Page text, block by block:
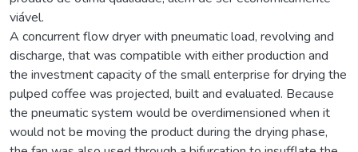
viável.
A concurrent flow dryer with pneumatic load, revolving and
discharge, that was compatible with either production and
the investment capacity of the small enterprise for drying the
pulped coffee was projected, built and evaluated. Because
the pneumatic system would be overdimensioned when it
would not be moving the product during the drying phase,